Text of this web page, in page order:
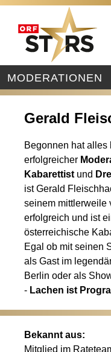
MODERATIONEN
Gerald
Begonnen hat alles
erfolgreicher
Kabarettist und
ist Gerald
seinem mittlerweile
erfolgreich und ist
österreichische
Egal ob mit seinen
als Gast im
Berlin oder als
- Lachen ist
Bekannt aus:
Mitglied im